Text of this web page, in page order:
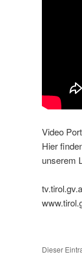
Video
Hier
unserem
Dieser